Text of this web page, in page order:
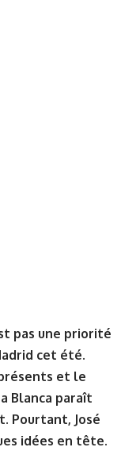
pas une priorité
cet été.
et le
Blanca paraît
Pourtant, José
idées en tête.